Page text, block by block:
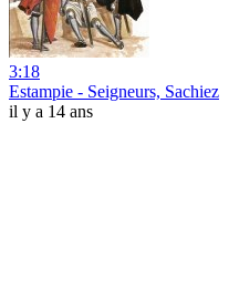
3:18
Estampie - Seigneurs, Sachiez
il y a 14 ans